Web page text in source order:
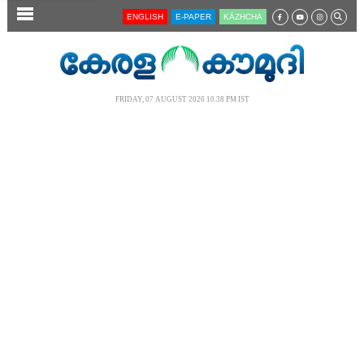
SECTIONS ENGLISH E-PAPER KĀZHCHA
FRIDAY, 07 AUGUST 2026 10.38 PM IST